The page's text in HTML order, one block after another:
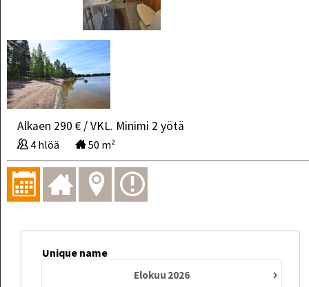
Alkaen 290 € / VKL. Minimi 2 yötä
4 hlöä 50 m²
Unique name
›
Elokuu 2026